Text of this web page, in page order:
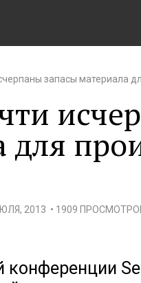
запасы материала
для
2013 • 1909